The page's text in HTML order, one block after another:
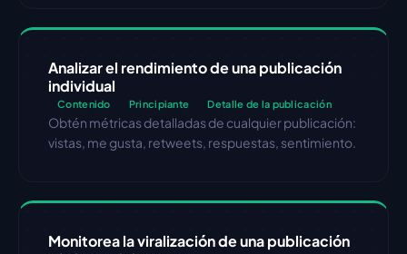
Analizar el rendimiento de una publicación
individual
Contenido Principiante Detalle de la publicación
Obtén métricas detalladas de cualquier publicación:
vistas, me gusta, retweets, respuestas, sentimiento.
Monitorea la viralización de una publicación